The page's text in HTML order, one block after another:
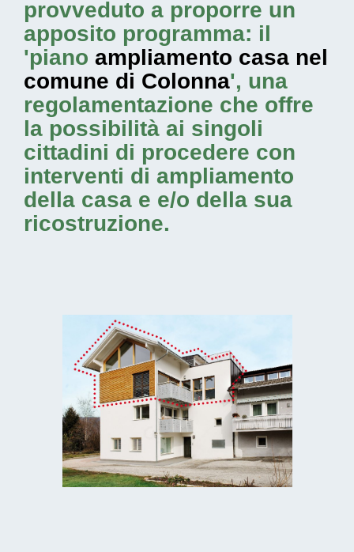
provveduto a proporre un
apposito programma: il
'piano ampliamento casa nel
comune di Colonna', una
regolamentazione che offre
la possibilità ai singoli
cittadini di procedere con
interventi di ampliamento
della casa e e/o della sua
ricostruzione.